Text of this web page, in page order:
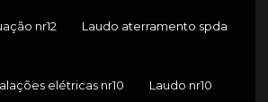
nr12 Laudo aterramento spda
elétricas nr10 Laudo nr10